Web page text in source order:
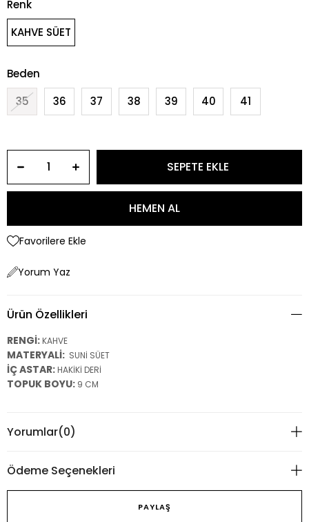
Renk
KAHVE SÜET
Beden
35
36 37 38 39 40 41
Favorilere Ekle
Yorum Yaz
Ürün Özellikleri
RENGİ: KAHVE
MATERYALİ: SUNİ SÜET
İÇ ASTAR: HAKİKİ DERİ
TOPUK BOYU: 9 CM
Yorumlar(0)
Ödeme Seçenekleri
PAYLAŞ